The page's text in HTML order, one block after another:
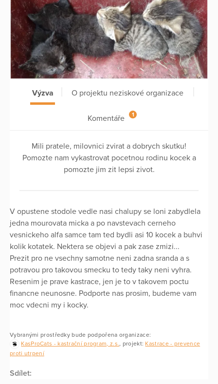
Výzva O projektu neziskové organizace
Komentáře 1
Mili pratele, milovnici zvirat a dobrych skutku!
Pomozte nam vykastrovat pocetnou rodinu kocek a
pomozte jim zit lepsi zivot.
V opustene stodole vedle nasi chalupy se loni zabydlela
jedna mourovata micka a po navstevach cerneho
vesnickeho alfa samce tam ted bydli asi 10 kocek a buhvi
kolik kotatek. Nektera se objevi a pak zase zmizi...
Prezit pro ne vsechny samotne neni zadna sranda a s
potravou pro takovou smecku to tedy taky neni vyhra.
Resenim je prave kastrace, jen je to v takovem poctu
financne neunosne. Podporte nas prosim, budeme vam
moc vdecni my i kocky.
Vybranými prostředky bude podpořena organizace:
KasProCats - kastrační program, z.s., projekt: Kastrace - prevence
proti utrpení
Sdílet: